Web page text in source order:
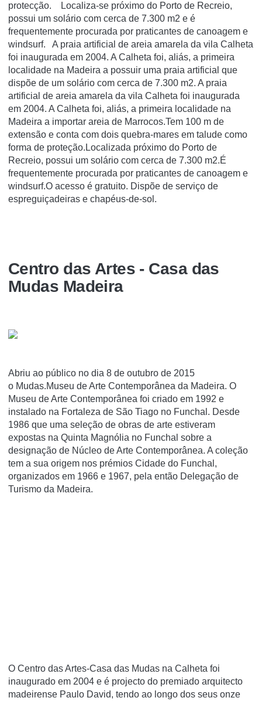
protecção. Localiza-se próximo do Porto de Recreio,
possui um solário com cerca de 7.300 m2 e é
frequentemente procurada por praticantes de canoagem e
windsurf. A praia artificial de areia amarela da vila Calheta
foi inaugurada em 2004. A Calheta foi, aliás, a primeira
localidade na Madeira a possuir uma praia artificial que
dispõe de um solário com cerca de 7.300 m2. A praia
artificial de areia amarela da vila Calheta foi inaugurada
em 2004. A Calheta foi, aliás, a primeira localidade na
Madeira a importar areia de Marrocos.Tem 100 m de
extensão e conta com dois quebra-mares em talude como
forma de proteção.Localizada próximo do Porto de
Recreio, possui um solário com cerca de 7.300 m2.É
frequentemente procurada por praticantes de canoagem e
windsurf.O acesso é gratuito. Dispõe de serviço de
espreguiçadeiras e chapéus-de-sol.
Centro das Artes - Casa das
Mudas Madeira
Abriu ao público no dia 8 de outubro de 2015
o Mudas.Museu de Arte Contemporânea da Madeira. O
Museu de Arte Contemporânea foi criado em 1992 e
instalado na Fortaleza de São Tiago no Funchal. Desde
1986 que uma seleção de obras de arte estiveram
expostas na Quinta Magnólia no Funchal sobre a
designação de Núcleo de Arte Contemporânea. A coleção
tem a sua origem nos prémios Cidade do Funchal,
organizados em 1966 e 1967, pela então Delegação de
Turismo da Madeira.
O Centro das Artes-Casa das Mudas na Calheta foi
inaugurado em 2004 e é projecto do premiado arquitecto
madeirense Paulo David, tendo ao longo dos seus onze